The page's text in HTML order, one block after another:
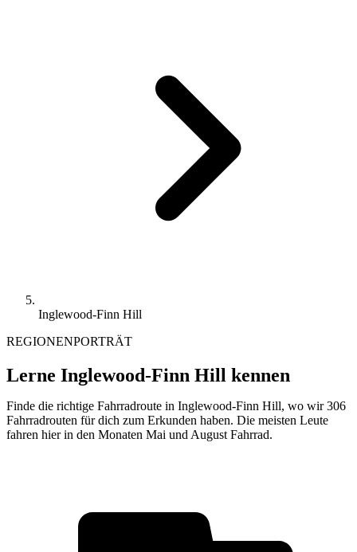
Inglewood-Finn Hill
REGIONENPORTRÄT
Lerne Inglewood-Finn Hill kennen
Finde die richtige Fahrradroute in Inglewood-Finn Hill, wo wir 306
Fahrradrouten für dich zum Erkunden haben. Die meisten Leute
fahren hier in den Monaten Mai und August Fahrrad.